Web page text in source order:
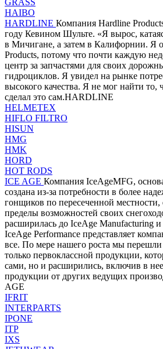
HAIBO
HARDLINE Компания Hardline
году Кевином Шульте. «Я вырос,
в Мичигане, а затем в Калифорнии. Я
Products, потому что почти каждую
центр за запчастями для своих
гидроциклов. Я увидел на рынке
высокого качества. Я не мог найти то,
сделал это сам.HARDLINE
HELMETEX
HIFLO FILTRO
HISUN
HMG
HMK
HORD
HOT RODS
ICE AGE Компания IceAgeMFG,
создана из-за потребности в более
гонщиков по пересеченной
пределы возможностей своих
расширилась до IceAge Manufacturing и
IceAge Performance представляет
все. По мере нашего роста мы перешли
только первоклассной продукции,
сами, но и расширились, включив в
продукции от других ведущих
AGE
IFRIT
INTERPARTS
IPONE
ITP
IXS